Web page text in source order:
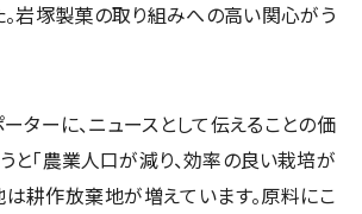
岩塚製菓の取り組みへの高い関心がう
ターに、ニュースとして伝えることの価
と「農業人口が減り、効率の良い栽培が
耕作放棄地が増えています。原料にこ